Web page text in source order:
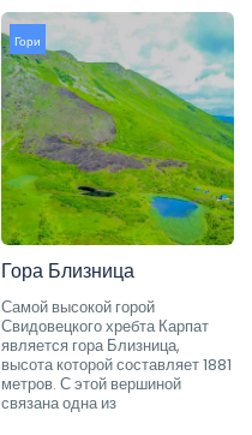
Гори
Гора Близница
Самой высокой горой
Свидовецкого хребта Карпат
является гора Близница,
высота которой составляет 1881
метров. С этой вершиной
связана одна из